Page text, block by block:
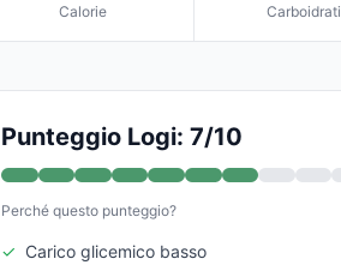
Calorie Carboidrati
Punteggio Logi: 7/10
Perché questo punteggio?
✓ Carico glicemico basso